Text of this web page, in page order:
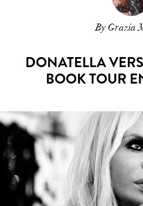
By Grazia
DONATELLA
BOOK TOUR